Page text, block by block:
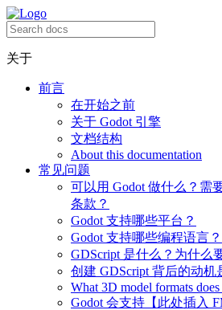
关于
前言
在开始之前
关于 Godot 引擎
文档结构
About this documentation
常见问题
可以用 Godot 做什么？需
条款？
Godot 支持哪些平台？
Godot 支持哪些编程语言？
GDScript 是什么？为什么
创建 GDScript 背后的动机
What 3D model formats
Godot 会支持【此处插入